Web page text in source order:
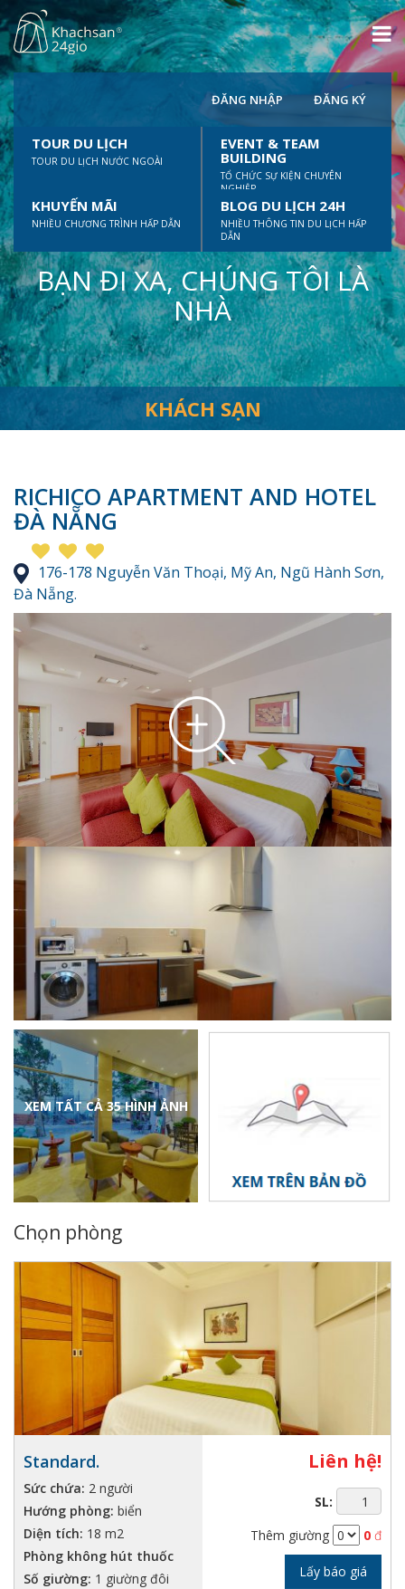
ĐĂNG NHẬP ĐĂNG KÝ
TOUR DU LỊCH
TOUR DU LỊCH NƯỚC NGOÀI
EVENT & TEAM
BUILDING
TỔ CHỨC SỰ KIỆN CHUYÊN
NGHIỆP
KHUYẾN MÃI
NHIỀU CHƯƠNG TRÌNH HẤP DẪN
BLOG DU LỊCH 24H
NHIỀU THÔNG TIN DU LỊCH HẤP
DẪN
BẠN ĐI XA, CHÚNG TÔI LÀ
NHÀ
KHÁCH SẠN
RICHICO APARTMENT AND HOTEL
ĐÀ NẴNG
176-178 Nguyễn Văn Thoại, Mỹ An, Ngũ Hành Sơn,
Đà Nẵng.
XEM TẤT CẢ 35 HÌNH ẢNH
Chọn phòng
Standard.
Sức chứa: 2 người
Hướng phòng: biển
Diện tích: 18 m2
Phòng không hút thuốc
Số giường: 1 giường đôi
Liên hệ!
SL:
Thêm giường
0 đ
Lấy báo giá